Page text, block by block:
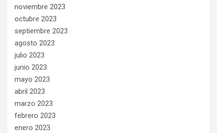
noviembre 2023
octubre 2023
septiembre 2023
agosto 2023
julio 2023
junio 2023
mayo 2023
abril 2023
marzo 2023
febrero 2023
enero 2023